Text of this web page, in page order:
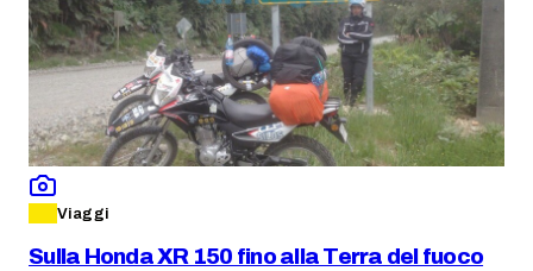
Viaggi
Sulla Honda XR 150 fino alla Terra del fuoco